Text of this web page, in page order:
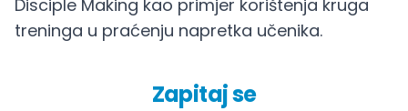
Disciple Making kao primjer korištenja kruga
treninga u praćenju napretka učenika.
Zapitaj se